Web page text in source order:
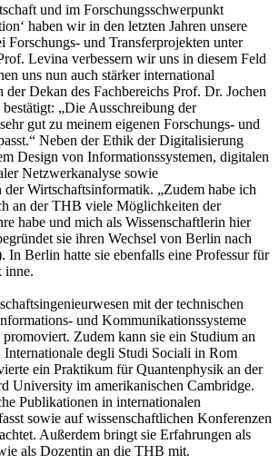
und im Forschungsschwerpunkt
haben wir in den letzten Jahren unsere
Forschungs- und Transferprojekten unter
Levina verbessern wir uns in diesem Feld
uns nun auch stärker international
der Dekan des Fachbereichs Prof. Dr. Jochen
„Die Ausschreibung der
gut zu meinem eigenen Forschungs- und
Neben der Ethik der Digitalisierung
Design von Informationssystemen, digitalen
Netzwerkanalyse sowie
der Wirtschaftsinformatik. „Zudem habe ich
an der THB viele Möglichkeiten der
habe und mich als Wissenschaftlerin hier
sie ihren Wechsel von Berlin nach
In Berlin hatte sie ebenfalls eine Professur für
inne.
mit der technischen
und Kommunikationssysteme
Zudem kann sie ein Studium an
degli Studi Sociali in Rom
ein Praktikum für Quantenphysik an der
University im amerikanischen Cambridge.
Publikationen in internationalen
sowie auf wissenschaftlichen Konferenzen
Außerdem bringt sie Erfahrungen als
als Dozentin an die THB mit.